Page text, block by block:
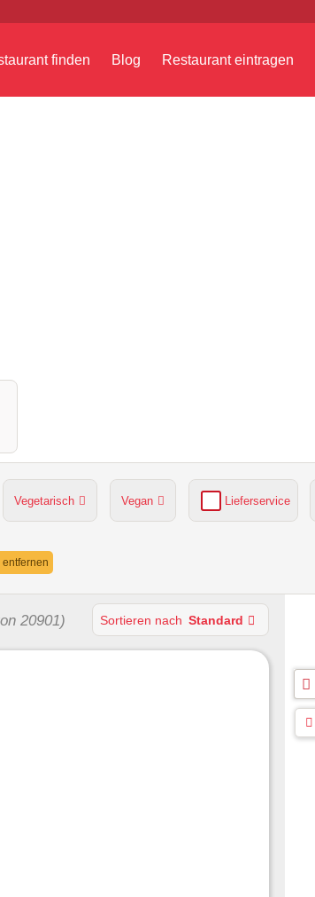
finden Blog Restaurant eintragen
Vegetarisch Vegan Lieferservice
grüner Gastgarten
20901) Sortieren nach Standard